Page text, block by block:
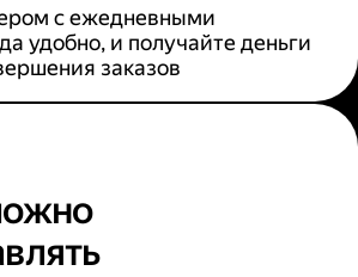
с ежедневными
удобно, и получайте деньги
заказов